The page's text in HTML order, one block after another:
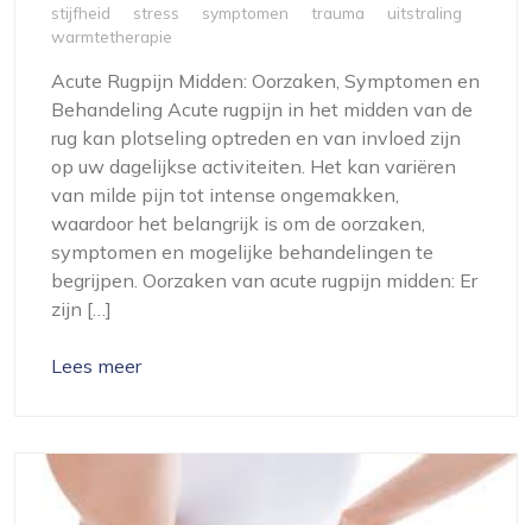
stijfheid
stress symptomen trauma
uitstraling
warmtetherapie
Acute Rugpijn Midden: Oorzaken, Symptomen en
Behandeling Acute rugpijn in het midden van de
rug kan plotseling optreden en van invloed zijn
op uw dagelijkse activiteiten. Het kan variëren
van milde pijn tot intense ongemakken,
waardoor het belangrijk is om de oorzaken,
symptomen en mogelijke behandelingen te
begrijpen. Oorzaken van acute rugpijn midden: Er
zijn […]
Lees meer